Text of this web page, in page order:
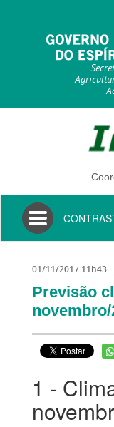
Toggle
navigation
01/11/2017 11h43
Previsão
1 -